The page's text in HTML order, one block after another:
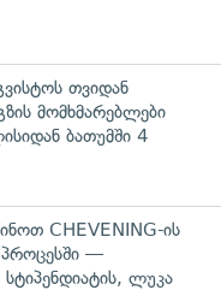
თვიდან
მომხმარებლები
ბათუმში 4
CHEVENING-ის
პროცესში —
ლუკა